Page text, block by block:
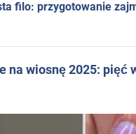
filo: przygotowanie
na wiosnę 2025: pięć